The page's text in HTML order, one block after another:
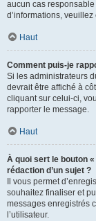
aucun cas
d’informations,
Haut
Comment puis-je
Si les administrateurs
devrait être affiché à
cliquant sur celui-ci,
rapporter le message.
Haut
À quoi sert le bouton
rédaction d’un sujet ?
Il vous permet
souhaitez finaliser et
messages enregistrés
l’utilisateur.